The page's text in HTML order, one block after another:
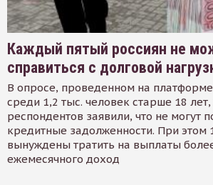
Каждый пятый россиян не
справиться с долговой
В опросе, проведенном на платформе
среди 1,2 тыс. человек старше 18 лет,
респондентов заявили, что не могут
кредитные задолженности. При этом
вынуждены тратить на выплаты
ежемесячного доход